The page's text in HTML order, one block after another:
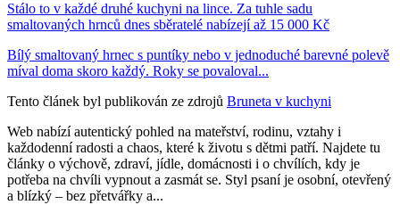
Stálo to v každé druhé kuchyni na lince. Za tuhle sadu
smaltovaných hrnců dnes sběratelé nabízejí až 15 000 Kč
Bílý smaltovaný hrnec s puntíky nebo v jednoduché barevné polevě
míval doma skoro každý. Roky se povaloval...
Tento článek byl publikován ze zdrojů Bruneta v kuchyni
Web nabízí autentický pohled na mateřství, rodinu, vztahy i
každodenní radosti a chaos, které k životu s dětmi patří. Najdete tu
články o výchově, zdraví, jídle, domácnosti i o chvílích, kdy je
potřeba na chvíli vypnout a zasmát se. Styl psaní je osobní, otevřený
a blízký – bez přetvářky a...